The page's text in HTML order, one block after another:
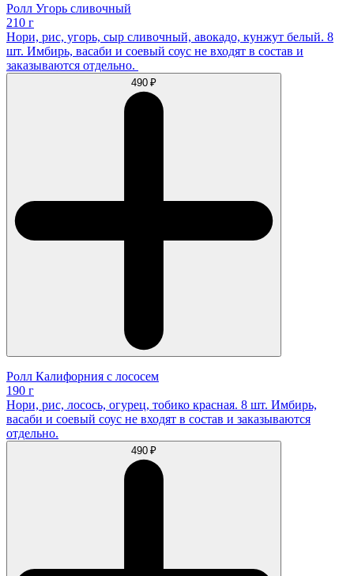
Ролл Угорь сливочный
210 г
Нори, рис, угорь, сыр сливочный, авокадо, кунжут белый. 8
шт. Имбирь, васаби и соевый соус не входят в состав и
заказываются отдельно.
490 ₽
Ролл Калифорния с лососем
190 г
Нори, рис, лосось, огурец, тобико красная. 8 шт. Имбирь,
васаби и соевый соус не входят в состав и заказываются
отдельно.
490 ₽